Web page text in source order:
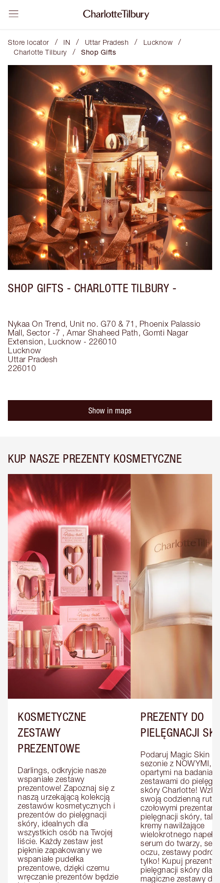
Store locator / IN / Uttar Pradesh / Lucknow /
Charlotte Tilbury / Shop Gifts
SHOP GIFTS - CHARLOTTE TILBURY -
Nykaa On Trend, Unit no. G70 & 71, Phoenix Palassio
Mall, Sector -7 , Amar Shaheed Path, Gomti Nagar
Extension, Lucknow - 226010
Lucknow
Uttar Pradesh
226010
Show in maps
KUP NASZE PREZENTY KOSMETYCZNE
KOSMETYCZNE
ZESTAWY
PREZENTOWE
Darlings, odkryjcie nasze
wspaniałe zestawy
prezentowe! Zapoznaj się z
naszą urzekającą kolekcją
zestawów kosmetycznych i
prezentów do pielęgnacji
skóry, idealnych dla
wszystkich osób na Twojej
liście. Każdy zestaw jest
pięknie zapakowany we
wspaniałe pudełka
prezentowe, dzięki czemu
wręczanie prezentów będzie
PREZENTY DO
PIELĘGNACJI
Podaruj Magic Skin w
sezonie z NOWYMI,
opartymi na
zestawami do
skóry Charlotte!
swoją codzienną
czołowymi
pielęgnacji skóry,
kremy nawilżające
wielokrotnego
serum do twarzy,
oczu, zestawy
tylko! Kupuj prezenty
pielęgnacji skóry dla
magiczne zestawy dla